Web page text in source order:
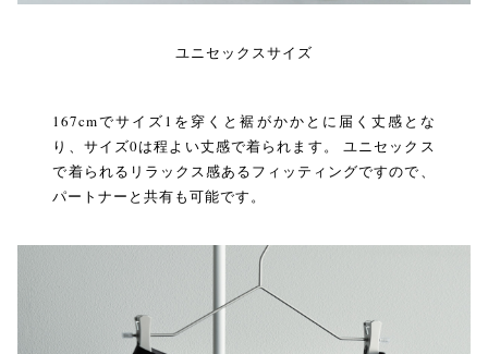
ユニセックスサイズ
167cmでサイズ1を穿くと裾がかかとに届く丈感とな
り、サイズ0は程よい丈感で着られます。 ユニセックス
で着られるリラックス感あるフィッティングですので、
パートナーと共有も可能です。